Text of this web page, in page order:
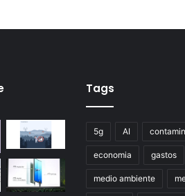
Tags
5g AI
economia gastos
medio ambiente